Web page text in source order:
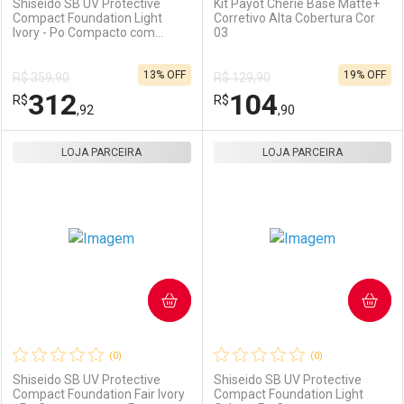
Shiseido SB UV Protective
Compact Foundation Light
Ivory - Po Compacto com
R$ 359,90
R$312,92
13% OFF
Kit Payot Chérie Base Matte+
Corretivo Alta Cobertura Cor
03
R$ 129,90
R$104,90
19% OFF
(0)
Shiseido SB UV Protective
Compact Foundation Fair Ivory
LOJA PARCEIRA
COMPRAR
(0)
Shiseido SB UV Protective
Compact Foundation Light
LOJA PARCEIRA
COMPRAR